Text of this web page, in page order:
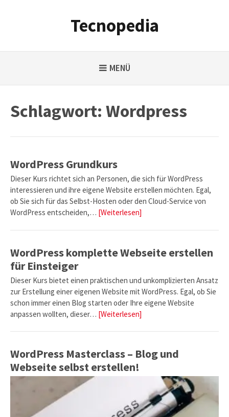
Tecnopedia
MENÜ
Schlagwort: Wordpress
WordPress Grundkurs
Dieser Kurs richtet sich an Personen, die sich für WordPress
interessieren und ihre eigene Website erstellen möchten. Egal,
ob Sie sich für das Selbst-Hosten oder den Cloud-Service von
WordPress entscheiden,… [Weiterlesen]
WordPress komplette Webseite erstellen
für Einsteiger
Dieser Kurs bietet einen praktischen und unkomplizierten Ansatz
zur Erstellung einer eigenen Website mit WordPress. Egal, ob Sie
schon immer einen Blog starten oder Ihre eigene Website
anpassen wollten, dieser… [Weiterlesen]
WordPress Masterclass – Blog und
Webseite selbst erstellen!